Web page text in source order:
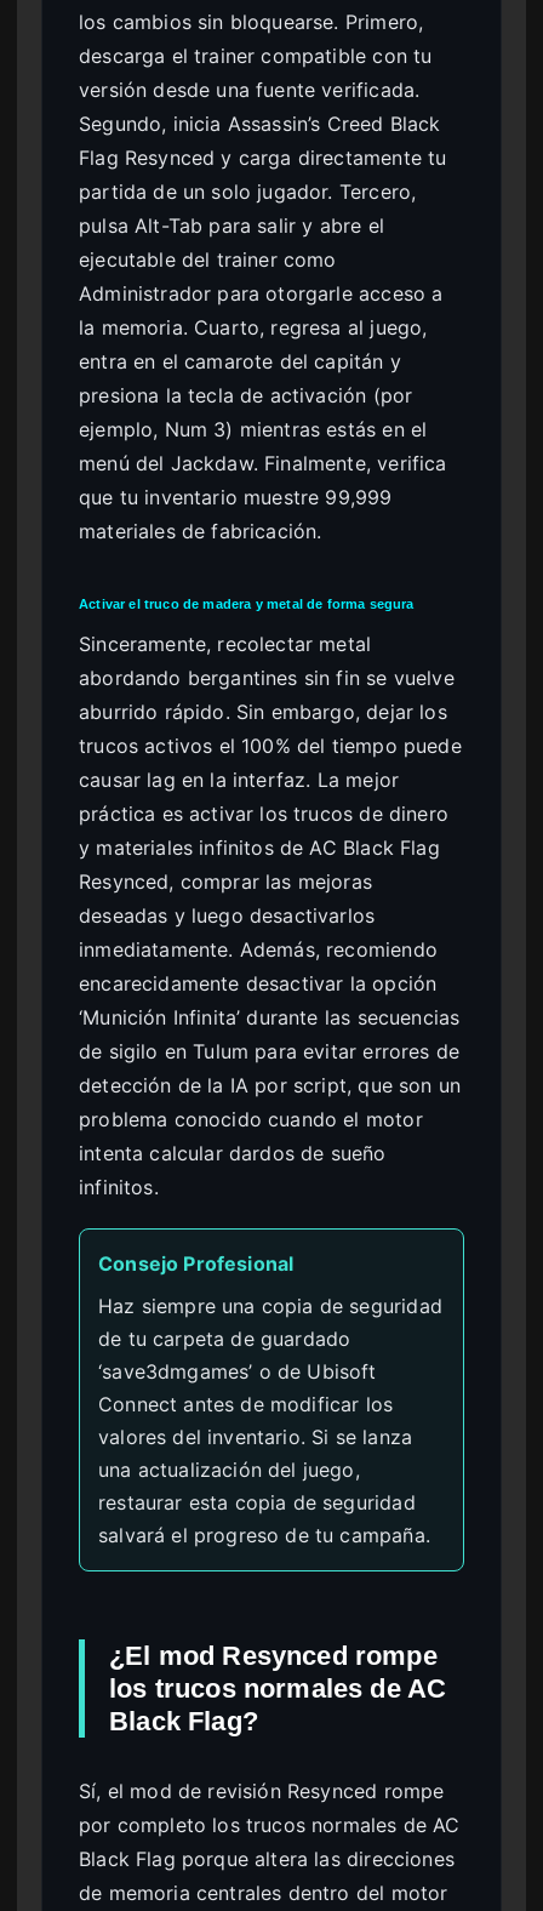
los cambios sin bloquearse. Primero,
descarga el trainer compatible con tu
versión desde una fuente verificada.
Segundo, inicia Assassin’s Creed Black
Flag Resynced y carga directamente tu
partida de un solo jugador. Tercero,
pulsa Alt-Tab para salir y abre el
ejecutable del trainer como
Administrador para otorgarle acceso a
la memoria. Cuarto, regresa al juego,
entra en el camarote del capitán y
presiona la tecla de activación (por
ejemplo, Num 3) mientras estás en el
menú del Jackdaw. Finalmente, verifica
que tu inventario muestre 99,999
materiales de fabricación.
Activar el truco de madera y metal de forma segura
Sinceramente, recolectar metal
abordando bergantines sin fin se vuelve
aburrido rápido. Sin embargo, dejar los
trucos activos el 100% del tiempo puede
causar lag en la interfaz. La mejor
práctica es activar los trucos de dinero
y materiales infinitos de AC Black Flag
Resynced, comprar las mejoras
deseadas y luego desactivarlos
inmediatamente. Además, recomiendo
encarecidamente desactivar la opción
‘Munición Infinita’ durante las secuencias
de sigilo en Tulum para evitar errores de
detección de la IA por script, que son un
problema conocido cuando el motor
intenta calcular dardos de sueño
infinitos.
Consejo Profesional
Haz siempre una copia de seguridad
de tu carpeta de guardado
‘save3dmgames’ o de Ubisoft
Connect antes de modificar los
valores del inventario. Si se lanza
una actualización del juego,
restaurar esta copia de seguridad
salvará el progreso de tu campaña.
¿El mod Resynced rompe
los trucos normales de AC
Black Flag?
Sí, el mod de revisión Resynced rompe
por completo los trucos normales de AC
Black Flag porque altera las direcciones
de memoria centrales dentro del motor